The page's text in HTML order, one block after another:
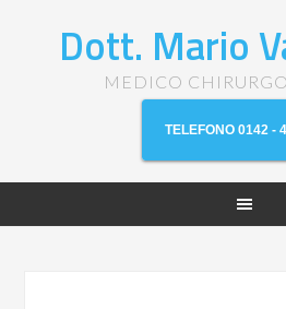
Dott. Mario
MEDICO
TELEFONO 0142 -